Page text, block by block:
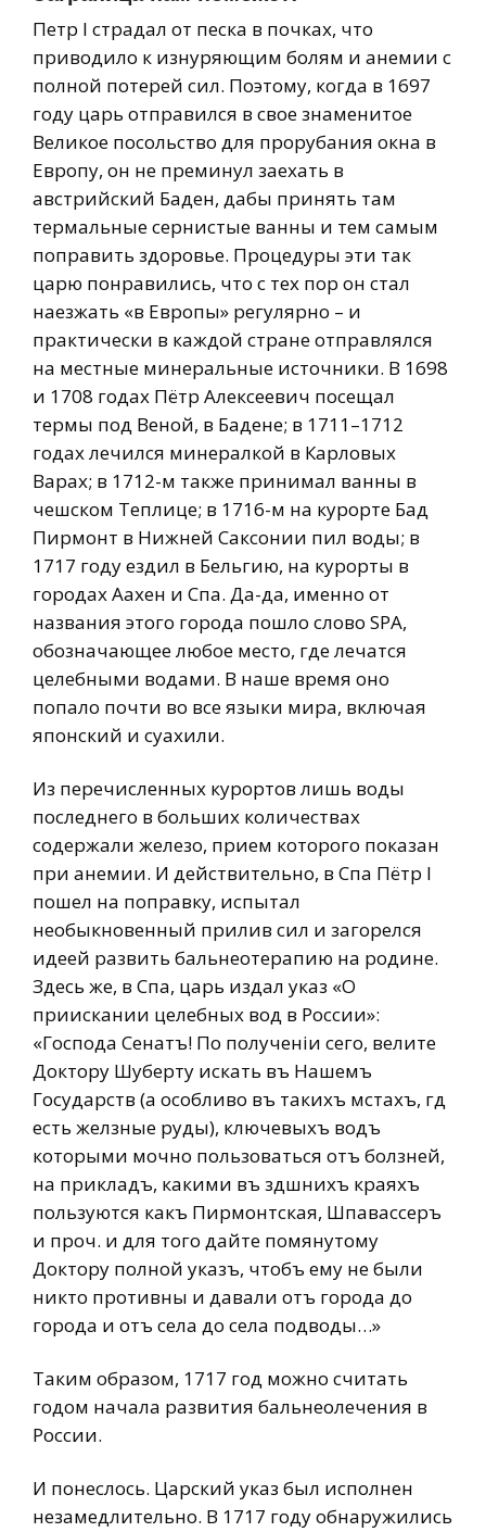
Петр I страдал от песка в почках, что
приводило к изнуряющим болям и анемии с
полной потерей сил. Поэтому, когда в 1697
году царь отправился в свое знаменитое
Великое посольство для прорубания окна в
Европу, он не преминул заехать в
австрийский Баден, дабы принять там
термальные сернистые ванны и тем самым
поправить здоровье. Процедуры эти так
царю понравились, что с тех пор он стал
наезжать «в Европы» регулярно – и
практически в каждой стране отправлялся
на местные минеральные источники. В 1698
и 1708 годах Пётр Алексеевич посещал
термы под Веной, в Бадене; в 1711–1712
годах лечился минералкой в Карловых
Варах; в 1712-м также принимал ванны в
чешском Теплице; в 1716-м на курорте Бад
Пирмонт в Нижней Саксонии пил воды; в
1717 году ездил в Бельгию, на курорты в
городах Аахен и Спа. Да-да, именно от
названия этого города пошло слово SPA,
обозначающее любое место, где лечатся
целебными водами. В наше время оно
попало почти во все языки мира, включая
японский и суахили.
Из перечисленных курортов лишь воды
последнего в больших количествах
содержали железо, прием которого показан
при анемии. И действительно, в Спа Пётр I
пошел на поправку, испытал
необыкновенный прилив сил и загорелся
идеей развить бальнеотерапию на родине.
Здесь же, в Спа, царь издал указ «О
приискании целебных вод в России»:
«Господа Сенатъ! По полученіи сего, велите
Доктору Шуберту искать въ Нашемъ
Государств (а особливо въ такихъ мстахъ, гд
есть желзные руды), ключевыхъ водъ
которыми мочно пользоваться отъ болзней,
на прикладъ, какими въ здшнихъ краяхъ
пользуются какъ Пирмонтская, Шпавассеръ
и проч. и для того дайте помянутому
Доктору полной указъ, чтобъ ему не были
никто противны и давали отъ города до
города и отъ села до села подводы…»
Таким образом, 1717 год можно считать
годом начала развития бальнеолечения в
России.
И понеслось. Царский указ был исполнен
незамедлительно. В 1717 году обнаружились